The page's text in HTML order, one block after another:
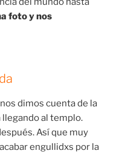
foto y nos
dimos cuenta de la
llegando al templo.
Así que muy
engullidxs por la